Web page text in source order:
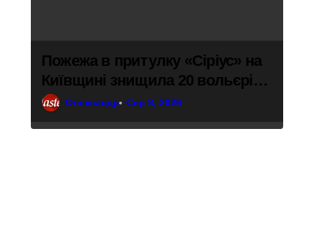
Пожежа в притулку «Сіріус» на
Київщині знищила 20 вольєрів
для тварин
Олександр Сер 8, 2026